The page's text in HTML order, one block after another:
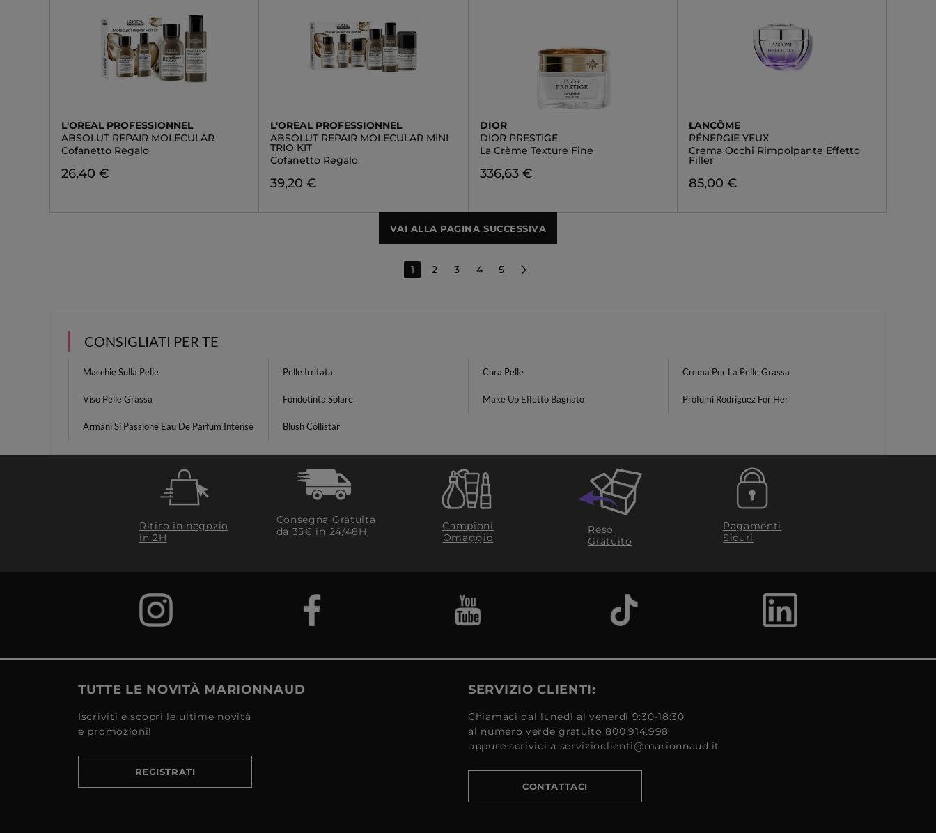
L'OREAL PROFESSIONNEL
ABSOLUT REPAIR MOLECULAR
Cofanetto Regalo
26,40 €
L'OREAL PROFESSIONNEL
ABSOLUT REPAIR MOLECULAR MINI
TRIO KIT
Cofanetto Regalo
39,20 €
DIOR
DIOR PRESTIGE
La Crème Texture Fine
336,63 €
LANCÔME
RÉNERGIE YEUX
Crema Occhi Rimpolpante Effetto
Filler
85,00 €
VAI ALLA PAGINA SUCCESSIVA
1 2 3 4 5
CONSIGLIATI PER TE
Macchie Sulla Pelle Pelle Irritata Cura Pelle Crema Per La Pelle Grassa
Viso Pelle Grassa Fondotinta Solare Make Up Effetto Bagnato Profumi Rodriguez For Her
Armani Sì Passione Eau De Parfum Intense Blush Collistar
Ritiro in negozio
in 2H
Consegna Gratuita
da 35€​ in 24/48H
Campioni
Omaggio
Reso
Gratuito
Pagamenti
Sicuri
TUTTE LE NOVITÀ MARIONNAUD
Iscriviti e scopri le ultime novità
e promozioni!
REGISTRATI
SERVIZIO CLIENTI:
Chiamaci dal lunedì al venerdì 9:30-18:30
al numero verde gratuito 800.914.998
oppure scrivici a servizioclienti@marionnaud.it
CONTATTACI